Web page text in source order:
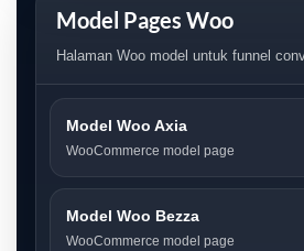
Model Pages Woo
Halaman Woo model untuk funnel
Model Woo Axia
WooCommerce model page
Model Woo Bezza
WooCommerce model page